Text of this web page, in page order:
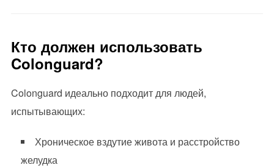
Кто должен использовать
Colonguard?
Colonguard идеально подходит для людей,
испытывающих:
Хроническое вздутие живота и расстройство
желудка